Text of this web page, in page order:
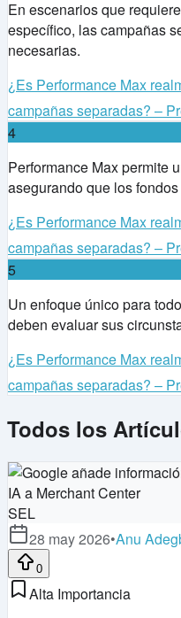
En escenarios que
específico, las campañas
necesarias.
¿Es Performance Max
campañas separadas? –
4
Performance Max permite
asegurando que los
¿Es Performance Max
campañas separadas? –
5
Un enfoque único para
deben evaluar sus
¿Es Performance Max
campañas separadas? –
Todos los
SEL
28 may 2026•Anu
0
Alta Importancia